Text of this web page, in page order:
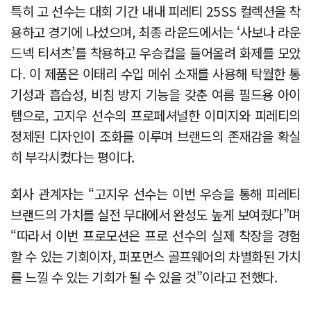
특히 고 선수는 대회 기간 내내 피레티 25SS 컬렉션을 착
용하고 경기에 나섰으며, 최종 라운드에서는 ‘사보나 라운
드넥 티셔츠’를 착용하고 우승컵을 들어올려 화제를 모았
다. 이 제품은 이태리 수입 메쉬 소재를 사용해 탁월한 통
기성과 흡습성, 비침 방지 기능을 갖춘 여름 필드용 아이
템으로, 고지우 선수의 프로페셔널한 이미지와 피레티의
정제된 디자인이 조화를 이루며 브랜드의 존재감을 확실
히 부각시켰다는 평이다.
회사 관계자는 “고지우 선수는 이번 우승을 통해 피레티
브랜드의 가치를 실전 무대에서 완성도 높게 보여줬다”며
“따라서 이번 프로모션은 프로 선수의 실제 착장을 경험
할 수 있는 기회이자, 퍼포먼스 골프웨어의 차별화된 가치
를 느낄 수 있는 기회가 될 수 있을 것”이라고 전했다.